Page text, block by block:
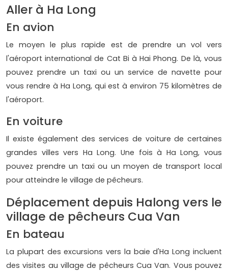
Aller à Ha Long
En avion
Le moyen le plus rapide est de prendre un vol vers
l'aéroport international de Cat Bi à Hai Phong. De là, vous
pouvez prendre un taxi ou un service de navette pour
vous rendre à Ha Long, qui est à environ 75 kilomètres de
l'aéroport.
En voiture
Il existe également des services de voiture de certaines
grandes villes vers Ha Long. Une fois à Ha Long, vous
pouvez prendre un taxi ou un moyen de transport local
pour atteindre le village de pêcheurs.
Déplacement depuis Halong vers le
village de pêcheurs Cua Van
En bateau
La plupart des excursions vers la baie d'Ha Long incluent
des visites au village de pêcheurs Cua Van. Vous pouvez